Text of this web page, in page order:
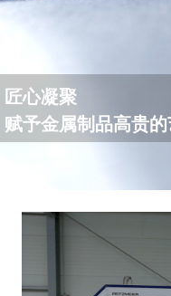
匠心凝聚
赋予金属制品高贵